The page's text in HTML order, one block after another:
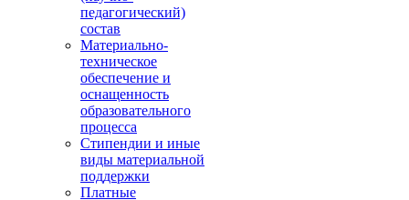
педагогический)
состав
Материально-
техническое
обеспечение и
оснащенность
образовательного
процесса
Стипендии и иные
виды материальной
поддержки
Платные